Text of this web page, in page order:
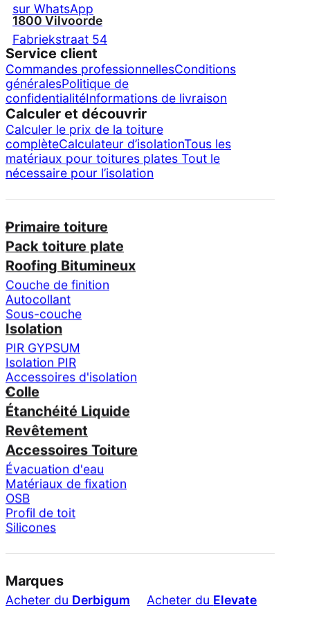
sur WhatsApp
1800 Vilvoorde
Fabriekstraat 54
Service client
Commandes professionnellesConditions
généralesPolitique de
confidentialitéInformations de livraison
Calculer et découvrir
Calculer le prix de la toiture
complèteCalculateur d’isolationTous les
matériaux pour toitures plates Tout le
nécessaire pour l’isolation
Primaire toiture
Pack toiture plate
Roofing Bitumineux
Couche de finition
Autocollant
Sous-couche
Isolation
PIR GYPSUM
Isolation PIR
Accessoires d'isolation
Colle
Étanchéité Liquide
Revêtement
Accessoires Toiture
Évacuation d'eau
Matériaux de fixation
OSB
Profil de toit
Silicones
Marques
Acheter du Derbigum Acheter du Elevate